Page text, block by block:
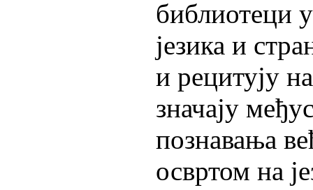
библиотеци
језика и
и рецитују
значају
познавања
освртом на